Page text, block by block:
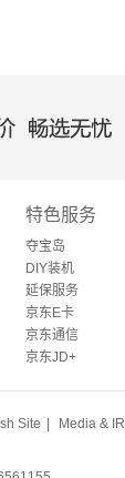
畅选无忧
特色服务
夺宝岛
DIY装机
延保服务
京东E卡
京东通信
京东JD+
Site Media & IR